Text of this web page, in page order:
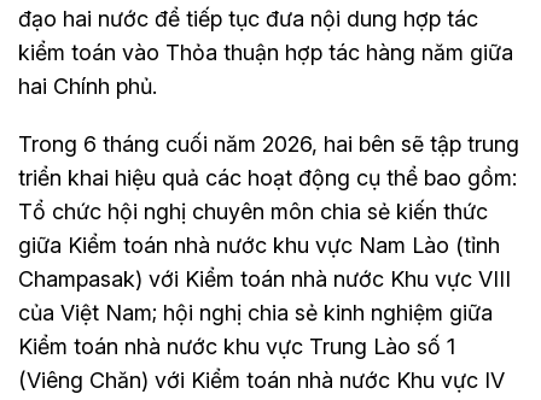
đạo hai nước để tiếp tục đưa nội dung hợp tác
kiểm toán vào Thỏa thuận hợp tác hàng năm giữa
hai Chính phủ.
Trong 6 tháng cuối năm 2026, hai bên sẽ tập trung
triển khai hiệu quả các hoạt động cụ thể bao gồm:
Tổ chức hội nghị chuyên môn chia sẻ kiến thức
giữa Kiểm toán nhà nước khu vực Nam Lào (tỉnh
Champasak) với Kiểm toán nhà nước Khu vực VIII
của Việt Nam; hội nghị chia sẻ kinh nghiệm giữa
Kiểm toán nhà nước khu vực Trung Lào số 1
(Viêng Chăn) với Kiểm toán nhà nước Khu vực IV